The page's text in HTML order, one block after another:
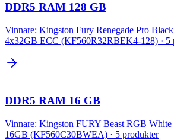
DDR5 RAM 128 GB
Vinnare: Kingston Fury Renegade Pro
4x32GB ECC (KF560R32RBEK4-128) · 5
DDR5 RAM 16 GB
Vinnare: Kingston FURY Beast RGB
16GB (KF560C30BWEA) · 5 produkter